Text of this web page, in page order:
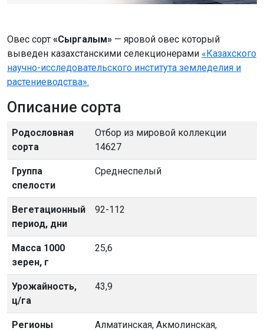
Овес сорт «Сыргалым» — яровой овес который
выведен казахстанскими селекционерами «Казахского
научно-исследовательского института земледелия и
растениеводства».
Описание сорта
Родословная
сорта
Отбор из мировой коллекции
14627
Группа
спелости
Среднеспелый
Вегетационный
период, дни
92-112
Масса 1000
зерен, г
25,6
Урожайность,
ц/га
43,9
Регионы
Алматинская, Акмолинская,